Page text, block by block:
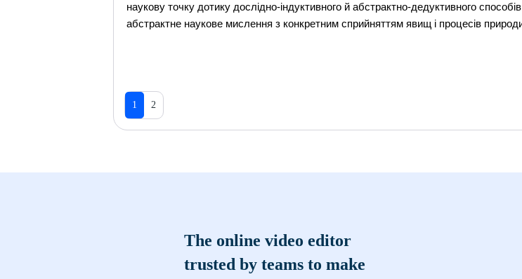
наукову точку дотику дослідно-індуктивного й абстрактно-дедуктивного
абстрактне наукове мислення з конкретним сприйняттям явищ і процесів
1 2
The online video editor
trusted by teams to make